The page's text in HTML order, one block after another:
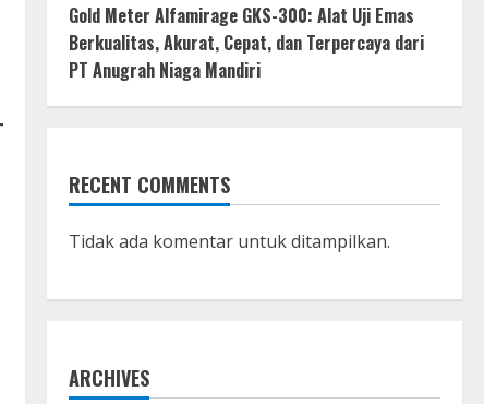
Gold Meter Alfamirage GKS-300: Alat Uji Emas
Berkualitas, Akurat, Cepat, dan Terpercaya dari
PT Anugrah Niaga Mandiri
RECENT COMMENTS
Tidak ada komentar untuk ditampilkan.
ARCHIVES